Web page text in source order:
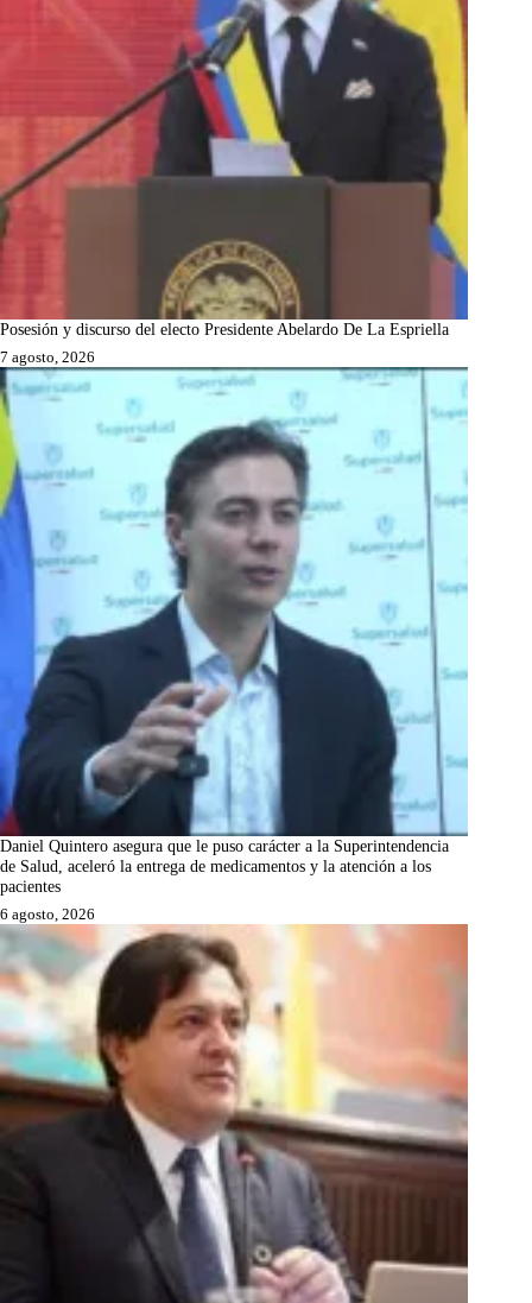
Posesión y discurso del electo Presidente Abelardo De La Espriella
7 agosto, 2026
Daniel Quintero asegura que le puso carácter a la Superintendencia
de Salud, aceleró la entrega de medicamentos y la atención a los
pacientes
6 agosto, 2026